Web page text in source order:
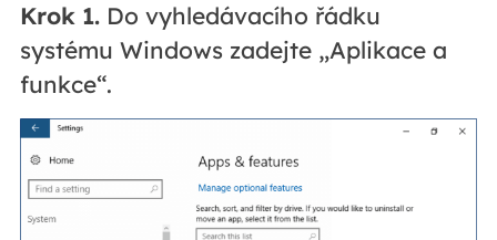
Krok 1.Do vyhledávacího řádku
systému Windows zadejte „Aplikace a
funkce“.